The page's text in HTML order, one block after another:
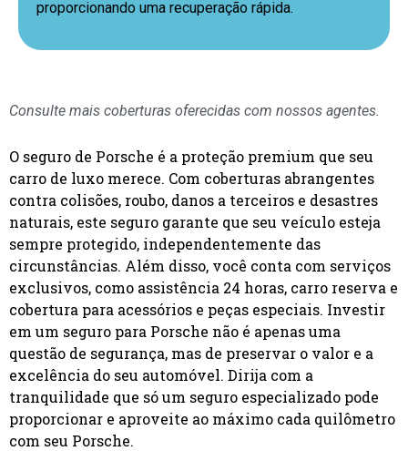
proporcionando uma recuperação rápida.
Consulte mais coberturas oferecidas com nossos agentes.
O seguro de Porsche é a proteção premium que seu
carro de luxo merece. Com coberturas abrangentes
contra colisões, roubo, danos a terceiros e desastres
naturais, este seguro garante que seu veículo esteja
sempre protegido, independentemente das
circunstâncias. Além disso, você conta com serviços
exclusivos, como assistência 24 horas, carro reserva e
cobertura para acessórios e peças especiais. Investir
em um seguro para Porsche não é apenas uma
questão de segurança, mas de preservar o valor e a
excelência do seu automóvel. Dirija com a
tranquilidade que só um seguro especializado pode
proporcionar e aproveite ao máximo cada quilômetro
com seu Porsche.